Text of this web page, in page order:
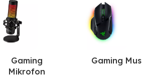
Gaming
Mikrofon
Gaming Mus